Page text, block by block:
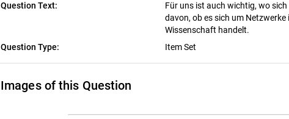
Question Text:
Für uns ist auch wichtig, wo
davon, ob es sich um
Wissenschaft handelt.
Question Type:
Item Set
Images of this Question